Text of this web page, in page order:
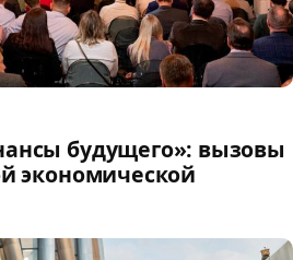
будущего»: вызовы
экономической